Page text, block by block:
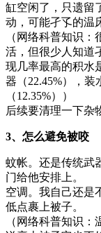
缸空闲了，只遗留
动，可能孑孓的温
（网络科普知识
活，但很少人知道
现几率最高的积水
器（22.45%），装
（12.35%））
后续要清理一下杂
3、怎么避免被咬
蚊帐。还是传统武
门给他安排上。
空调。我自己还是
低点裹上被子。
（网络科普知识